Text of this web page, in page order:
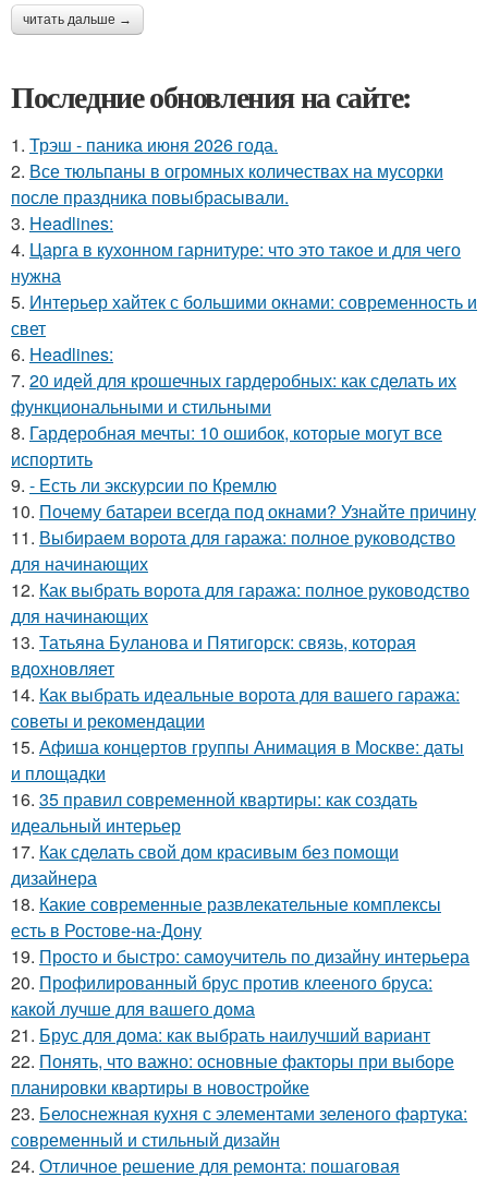
читать дальше →
Последние обновления на сайте:
1. Трэш - паника июня 2026 года.
2. Все тюльпаны в огромных количествах на мусорки
после праздника повыбрасывали.
3. Headlines:
4. Царга в кухонном гарнитуре: что это такое и для чего
нужна
5. Интерьер хайтек с большими окнами: современность и
свет
6. Headlines:
7. 20 идей для крошечных гардеробных: как сделать их
функциональными и стильными
8. Гардеробная мечты: 10 ошибок, которые могут все
испортить
9. - Есть ли экскурсии по Кремлю
10. Почему батареи всегда под окнами? Узнайте причину
11. Выбираем ворота для гаража: полное руководство
для начинающих
12. Как выбрать ворота для гаража: полное руководство
для начинающих
13. Татьяна Буланова и Пятигорск: связь, которая
вдохновляет
14. Как выбрать идеальные ворота для вашего гаража:
советы и рекомендации
15. Афиша концертов группы Анимация в Москве: даты
и площадки
16. 35 правил современной квартиры: как создать
идеальный интерьер
17. Как сделать свой дом красивым без помощи
дизайнера
18. Какие современные развлекательные комплексы
есть в Ростове-на-Дону
19. Просто и быстро: самоучитель по дизайну интерьера
20. Профилированный брус против клееного бруса:
какой лучше для вашего дома
21. Брус для дома: как выбрать наилучший вариант
22. Понять, что важно: основные факторы при выборе
планировки квартиры в новостройке
23. Белоснежная кухня с элементами зеленого фартука:
современный и стильный дизайн
24. Отличное решение для ремонта: пошаговая